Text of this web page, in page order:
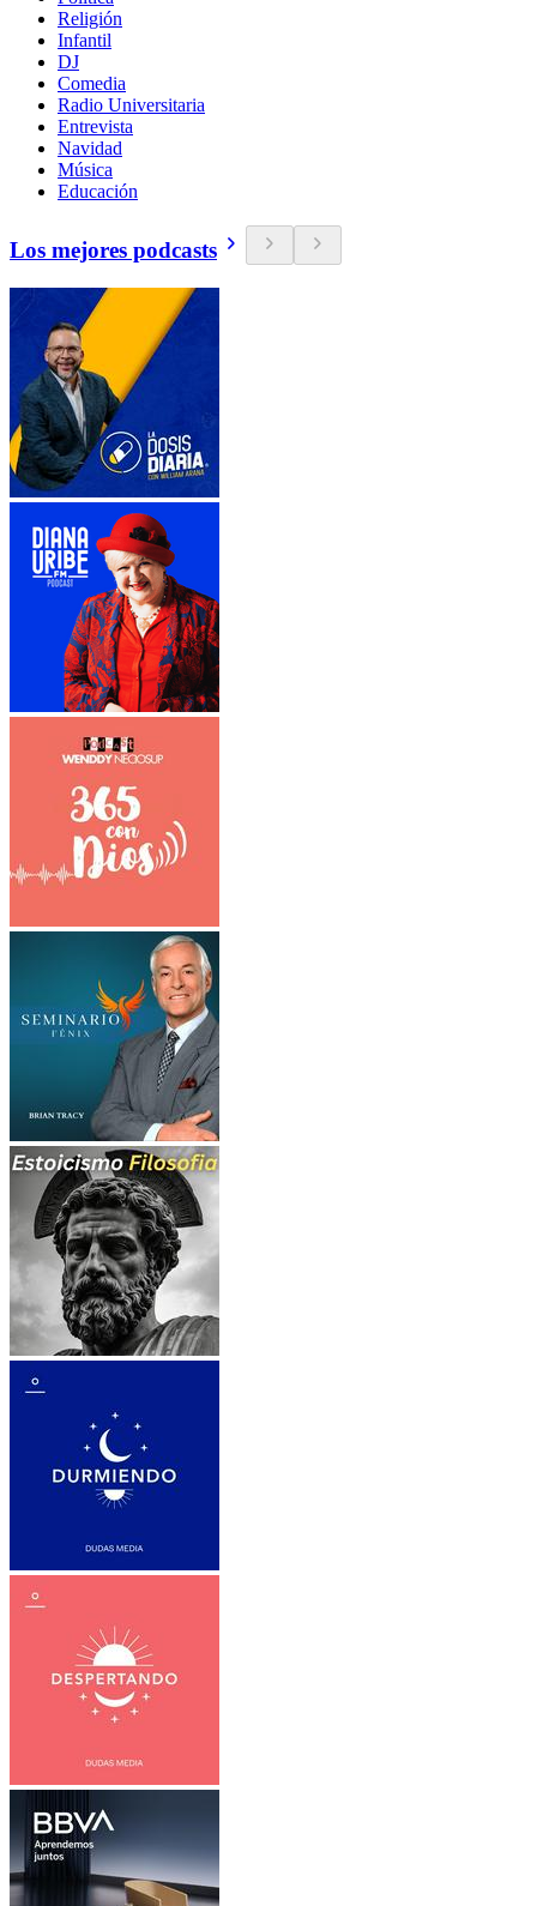
Religión
Infantil
DJ
Comedia
Radio Universitaria
Entrevista
Navidad
Música
Educación
Los mejores podcasts